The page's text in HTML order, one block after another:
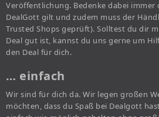
Veröffentlichung. Bedenke dabei immer
DealGott gilt und zudem muss der
Trusted Shops geprüft). Solltest du dir
Deal gut ist, kannst du uns gerne um
den Deal für dich.
… einfach
Wir sind für dich da. Wir legen großen
möchten, dass du Spaß bei Dealgott